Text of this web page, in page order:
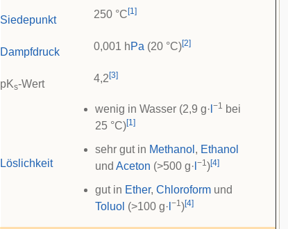
Siedepunkt 250 °C [1]
Dampfdruck 0,001 hPa (20 °C)[2]
pKs-Wert 4,2 [3]
Löslichkeit
wenig in Wasser (2,9 g· −1 bei
25 °C)[1]
sehr gut in Methanol , Ethanol
und Aceton (>500 g· −1)[4]
gut in Ether, Chloroform und
Toluol (>100 g· −1)[4]